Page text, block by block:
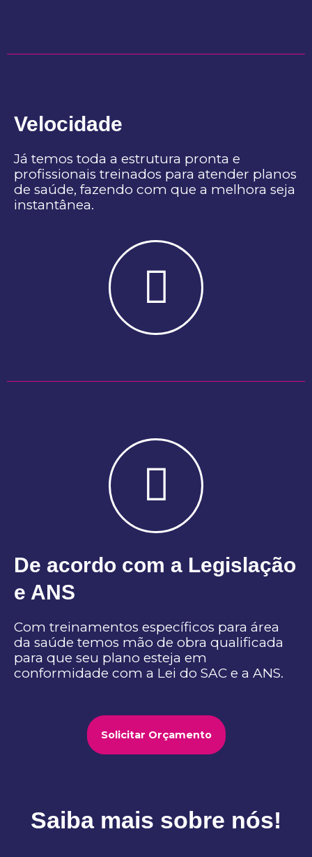
Velocidade
Já temos toda a estrutura pronta e
profissionais treinados para atender planos
de saúde, fazendo com que a melhora seja
instantânea.
De acordo com a Legislação
e ANS
Com treinamentos específicos para área
da saúde temos mão de obra qualificada
para que seu plano esteja em
conformidade com a Lei do SAC e a ANS.
Solicitar Orçamento
Saiba mais sobre nós!